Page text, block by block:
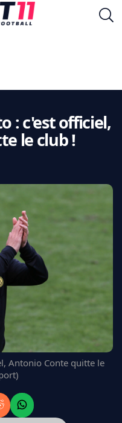
: c'est officiel,
le club !
Antonio Conte quitte le